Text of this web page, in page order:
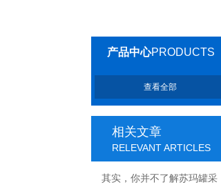
产品中心PRODUCTS
查看全部
相关文章
RELEVANT ARTICLES
其实，你并不了解苏玛罐采